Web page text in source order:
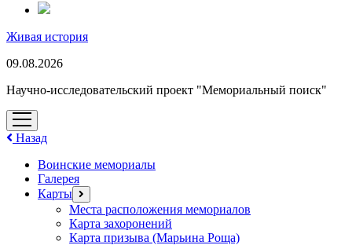
RuTube
Живая история
09.08.2026
Научно-исследовательский проект "Мемориальный поиск"
открыть
меню
Назад
Воинские мемориалы
Галерея
Карты открыть
меню
Места расположения мемориалов
Карта захоронений
Карта призыва (Марьина Роща)